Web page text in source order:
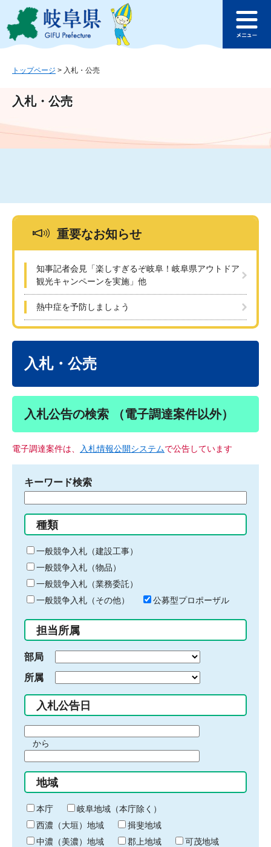
ジ
ュ
文
このページの本文へ
ュ
トップページ > 入札・公売
入札・公売
重要なお知らせ
知事記者会見「楽しすぎるぞ岐阜！岐阜県アウトドア
観光キャンペーンを実施」他
熱中症を予防しましょう
入札・公売
入札公告の検索 （電子調達案件以外）
電子調達案件は、 入札情報公開システムで公告しています
キーワード検索
る
キ
ー
ワ
ー
ド
入
力
種類
一般競争入札（建設工事）
一般競争入札（物品）
一般競争入札（業務委託）
一般競争入札（その他）
公募型プロポーザル
担当所属
部局
所属
入札公告日
間
始
り
から
間
終
わ
り
地域
本庁
岐阜地域（本庁除く）
西濃（大垣）地域
揖斐地域
中濃（美濃）地域
郡上地域
可茂地域